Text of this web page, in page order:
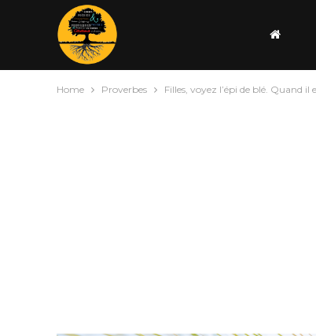
Home Proverbes Filles, voyez l’épi de blé. Quand il